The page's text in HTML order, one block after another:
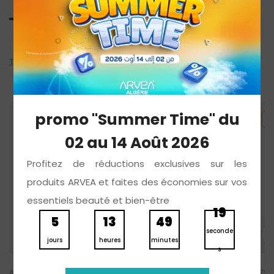
promo "Summer Time" du
02 au 14 Août 2026
Profitez de réductions exclusives sur les
produits ARVEA et faites des économies sur vos
essentiels beauté et bien-être
5
jours
13
heures
49
minutes
18
seconde
s
COMPLÉMENTS ALIMENTAIRES EN SAVOIR PLUS
Tout COMPLÉMENTS ALIMENTAIRES
BIENTÔT DISPONIBLE
0+